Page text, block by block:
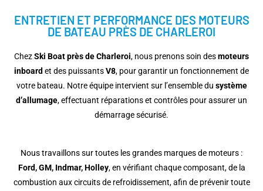
ENTRETIEN ET PERFORMANCE DES MOTEURS
DE BATEAU PRÈS DE CHARLEROI
ChezSki Boat près de Charleroi, nous prenons soin desmoteurs
inboardet des puissantsV8, pour garantir un fonctionnement de
votre bateau. Notre équipe intervient sur l’ensemble du système
d’allumage, effectuant réparations et contrôles pour assurer un
démarrage sécurisé.
Nous travaillons sur toutes les grandes marques de moteurs :
Ford, GM, Indmar, Holley, en vérifiant chaque composant, de la
combustion aux circuits de refroidissement, afin de prévenir toute